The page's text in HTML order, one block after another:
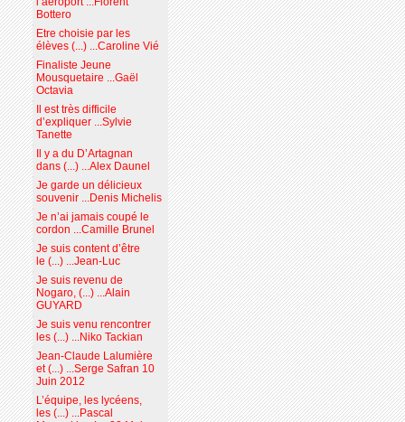
Bottero
Etre choisie par les
élèves (...) ...Caroline Vié
Finaliste Jeune
Mousquetaire ...Gaël
Octavia
Il est très difficile
d’expliquer ...Sylvie
Tanette
Il y a du D’Artagnan
dans (...) ...Alex Daunel
Je garde un délicieux
souvenir ...Denis Michelis
Je n’ai jamais coupé le
cordon ...Camille Brunel
Je suis content d’être
le (...) ...Jean-Luc
Je suis revenu de
Nogaro, (...) ...Alain
GUYARD
Je suis venu rencontrer
les (...) ...Niko Tackian
Jean-Claude Lalumière
et (...) ...Serge Safran 10
Juin 2012
L’équipe, les lycéens,
les (...) ...Pascal